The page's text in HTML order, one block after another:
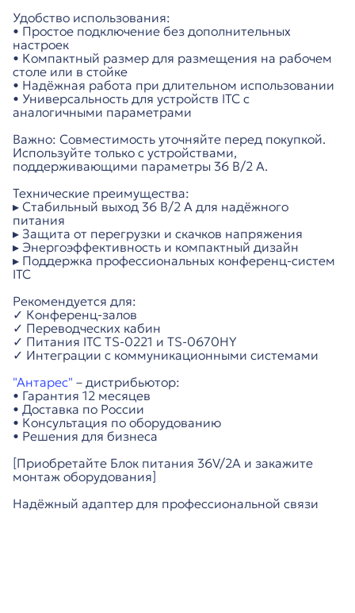
Удобство использования:
• Простое подключение без дополнительных
настроек
• Компактный размер для размещения на рабочем
столе или в стойке
• Надёжная работа при длительном использовании
• Универсальность для устройств ITC с
аналогичными параметрами
Важно: Совместимость уточняйте перед покупкой.
Используйте только с устройствами,
поддерживающими параметры 36 В/2 А.
Технические преимущества:
▸ Стабильный выход 36 В/2 А для надёжного
питания
▸ Защита от перегрузки и скачков напряжения
▸ Энергоэффективность и компактный дизайн
▸ Поддержка профессиональных конференц-систем
ITC
Рекомендуется для:
✓ Конференц-залов
✓ Переводческих кабин
✓ Питания ITC TS-0221 и TS-0670HY
✓ Интеграции с коммуникационными системами
"Антарес" – дистрибьютор:
• Гарантия 12 месяцев
• Доставка по России
• Консультация по оборудованию
• Решения для бизнеса
[Приобретайте Блок питания 36V/2A и закажите
монтаж оборудования]
Надёжный адаптер для профессиональной связи